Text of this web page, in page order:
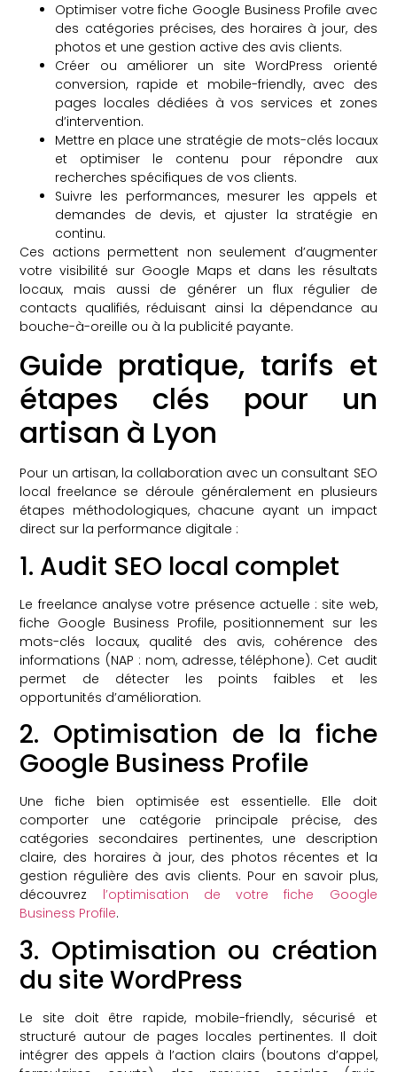
Optimiser votre fiche Google Business Profile avec
des catégories précises, des horaires à jour, des
photos et une gestion active des avis clients.
Créer ou améliorer un site WordPress orienté
conversion, rapide et mobile-friendly, avec des
pages locales dédiées à vos services et zones
d’intervention.
Mettre en place une stratégie de mots-clés locaux
et optimiser le contenu pour répondre aux
recherches spécifiques de vos clients.
Suivre les performances, mesurer les appels et
demandes de devis, et ajuster la stratégie en
continu.
Ces actions permettent non seulement d’augmenter
votre visibilité sur Google Maps et dans les résultats
locaux, mais aussi de générer un flux régulier de
contacts qualifiés, réduisant ainsi la dépendance au
bouche-à-oreille ou à la publicité payante.
Guide pratique, tarifs et
étapes clés pour un
artisan à Lyon
Pour un artisan, la collaboration avec un consultant SEO
local freelance se déroule généralement en plusieurs
étapes méthodologiques, chacune ayant un impact
direct sur la performance digitale :
1. Audit SEO local complet
Le freelance analyse votre présence actuelle : site web,
fiche Google Business Profile, positionnement sur les
mots-clés locaux, qualité des avis, cohérence des
informations (NAP : nom, adresse, téléphone). Cet audit
permet de détecter les points faibles et les
opportunités d’amélioration.
2. Optimisation de la fiche
Google Business Profile
Une fiche bien optimisée est essentielle. Elle doit
comporter une catégorie principale précise, des
catégories secondaires pertinentes, une description
claire, des horaires à jour, des photos récentes et la
gestion régulière des avis clients. Pour en savoir plus,
découvrez l’optimisation de votre fiche Google
Business Profile.
3. Optimisation ou création
du site WordPress
Le site doit être rapide, mobile-friendly, sécurisé et
structuré autour de pages locales pertinentes. Il doit
intégrer des appels à l’action clairs (boutons d’appel,